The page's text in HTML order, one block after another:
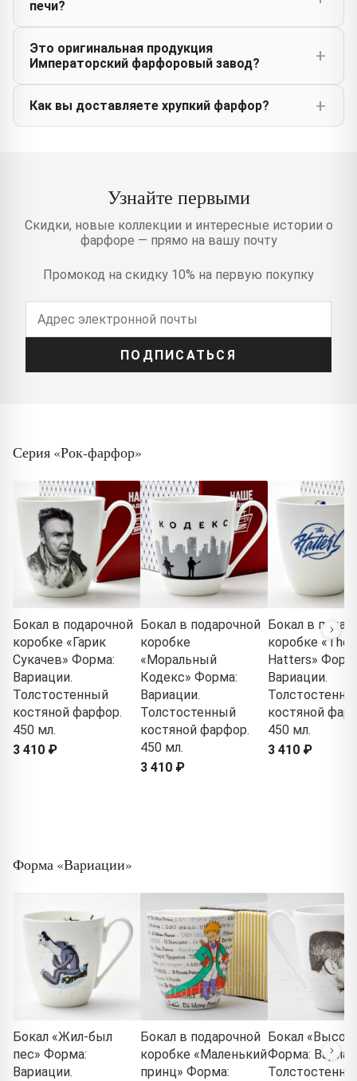
печи?
Это оригинальная продукция
Императорский фарфоровый завод?
Как вы доставляете хрупкий фарфор?
Узнайте первыми
Скидки, новые коллекции и интересные истории о
фарфоре — прямо на вашу почту
Промокод на скидку 10% на первую покупку
ПОДПИСАТЬСЯ
Серия «Рок-фарфор»
Бокал в подарочной
коробке «Гарик
Сукачев» Форма:
Вариации.
Толстостенный
костяной фарфор.
450 мл.
3 410 ₽
Бокал в подарочной
коробке
«Моральный
Кодекс» Форма:
Вариации.
Толстостенный
костяной фарфор.
450 мл.
3 410 ₽
Бокал в
коробке «The
Hatters»
Вариации.
костяной
450 мл.
3 410 ₽
Форма «Вариации»
Бокал «Жил-был
пес» Форма:
Вариации.
Бокал в подарочной
коробке «Маленький
принц» Форма:
Бокал
Форма: